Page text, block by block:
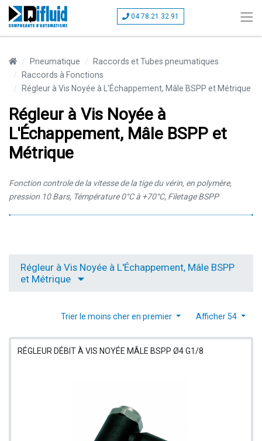
04 78 21 32 91
Pneumatique
Raccords et Tubes pneumatiques
Raccords à Fonctions
Régleur à Vis Noyée à L'Échappement, Mâle BSPP et Métrique
Régleur à Vis Noyée à
L'Échappement, Mâle BSPP et
Métrique
Fonction controle de la vitesse de la tige du vérin, en polymère,
pression 10 Bars, Témpérature 0°C à +70°C, Filetage BSPP
Régleur à Vis Noyée à L'Échappement, Mâle BSPP
et Métrique
Afficher 54
Trier le moins cher en premier
RÉGLEUR DÉBIT À VIS NOYÉE MÂLE BSPP Ø4 G1/8